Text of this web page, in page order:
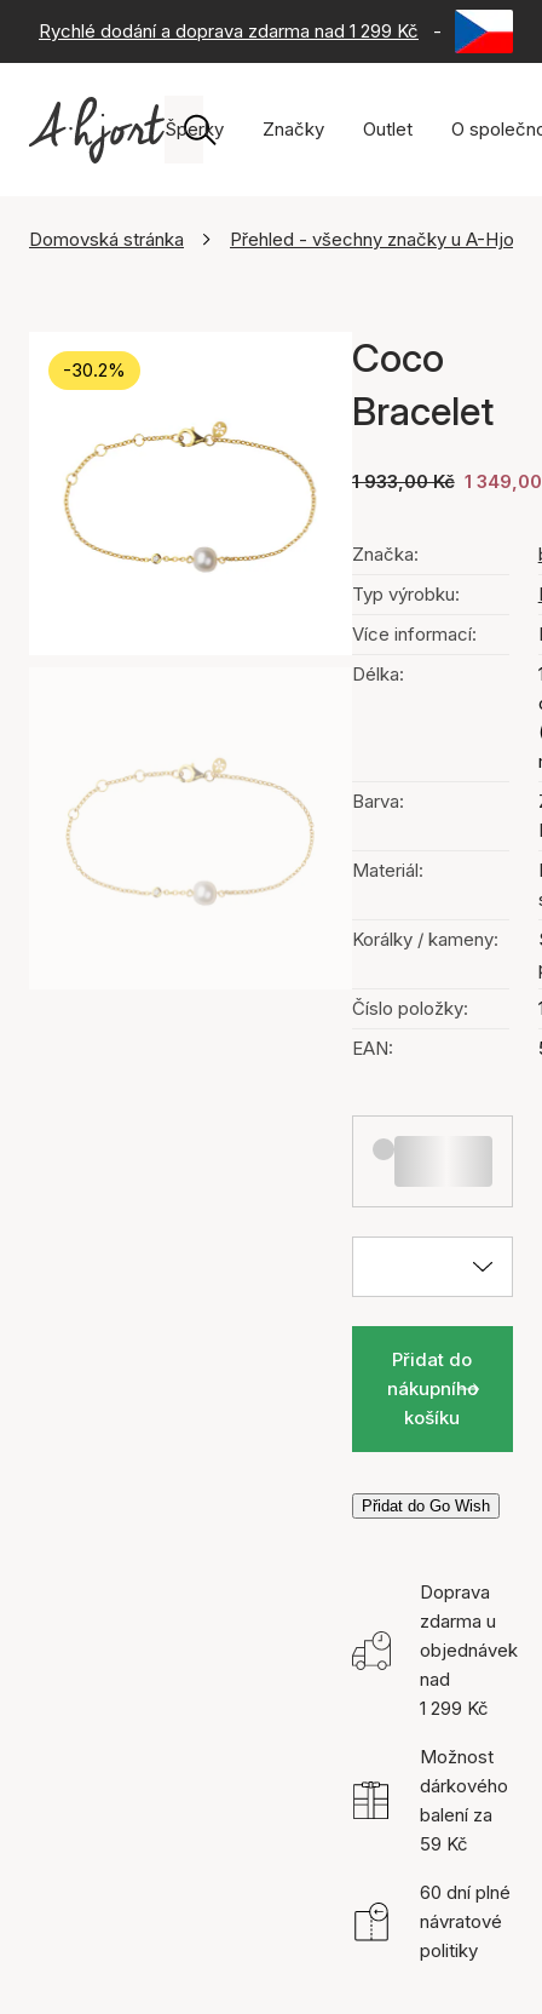
Rychlé dodání a doprava zdarma nad 1 299 Kč - 60 dní
Šperky Značky Outlet O
Domovská stránka Přehled - všechny značky u A-Hjort
-30.2%
Coco
Bracelet
1 933,00 Kč 1
Značka:
Typ výrobku:
Více informací:
Délka:
Barva:
Materiál:
Korálky / kameny:
Číslo položky:
EAN:
Přidat do
nákupního
košíku
Přidat do Go Wish
Doprava
zdarma u
objednávek
nad
1 299 Kč
Možnost
dárkového
balení za
59 Kč
60 dní plné
návratové
politiky